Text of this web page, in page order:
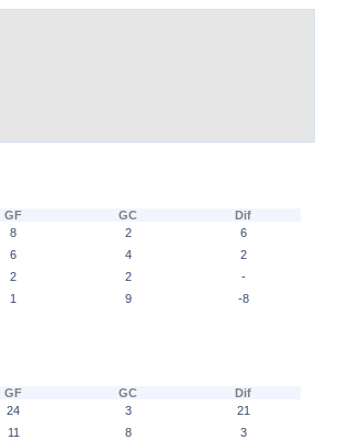
GF GC
Dif
8 2
6
6 4
2
2 2
-
1 9 -8
GF GC
Dif
24 3
21
11 8
3